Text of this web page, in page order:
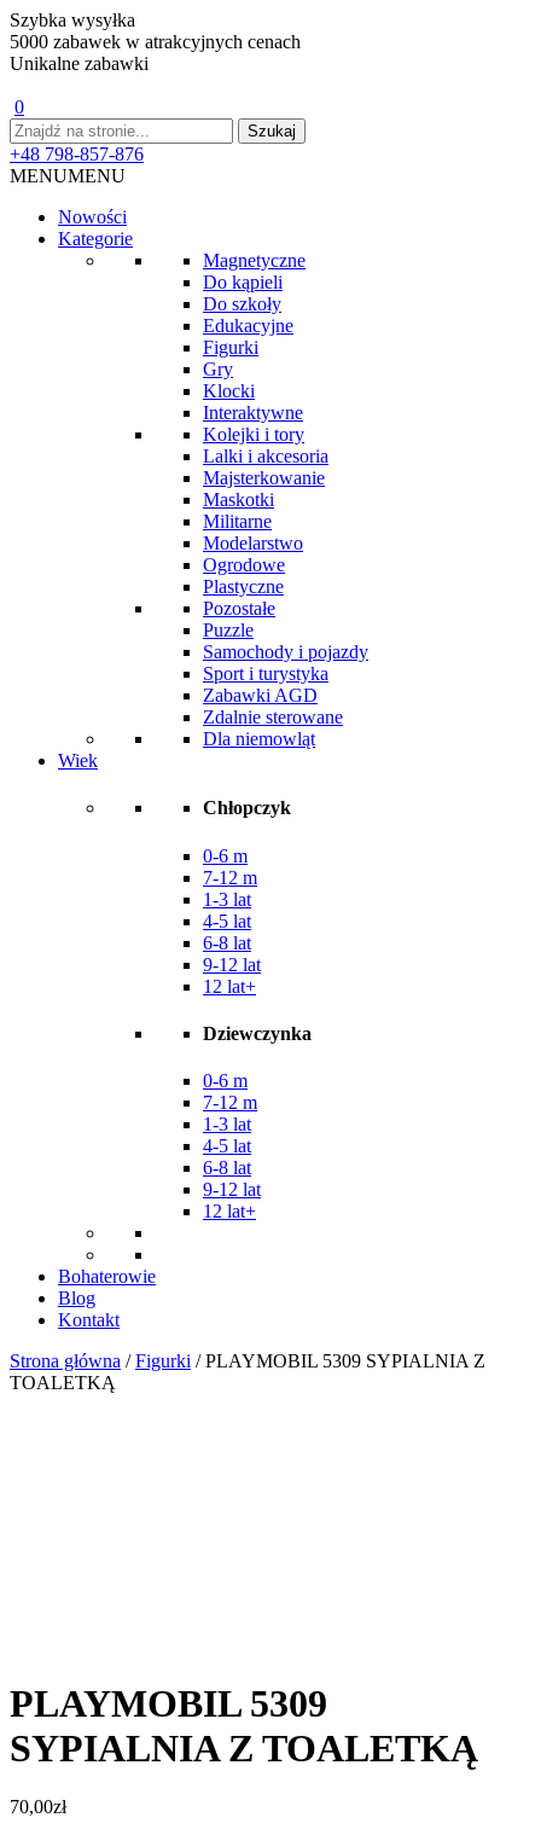
Szybka wysyłka
5000 zabawek w atrakcyjnych cenach
Unikalne zabawki
0
+48 798-857-876
MENUMENU
Nowości
Kategorie
Magnetyczne
Do kąpieli
Do szkoły
Edukacyjne
Figurki
Gry
Klocki
Interaktywne
Kolejki i tory
Lalki i akcesoria
Majsterkowanie
Maskotki
Militarne
Modelarstwo
Ogrodowe
Plastyczne
Pozostałe
Puzzle
Samochody i pojazdy
Sport i turystyka
Zabawki AGD
Zdalnie sterowane
Dla niemowląt
Wiek
Chłopczyk
0-6 m
7-12 m
1-3 lat
4-5 lat
6-8 lat
9-12 lat
12 lat+
Dziewczynka
0-6 m
7-12 m
1-3 lat
4-5 lat
6-8 lat
9-12 lat
12 lat+
Bohaterowie
Blog
Kontakt
Strona główna /Figurki / PLAYMOBIL 5309 SYPIALNIA Z
TOALETKĄ
PLAYMOBIL 5309
SYPIALNIA Z TOALETKĄ
70,00zł